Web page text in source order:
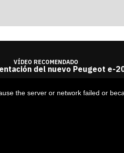
VÍDEO RECOMENDADO
del nuevo Peugeot e-
the server or network failed or